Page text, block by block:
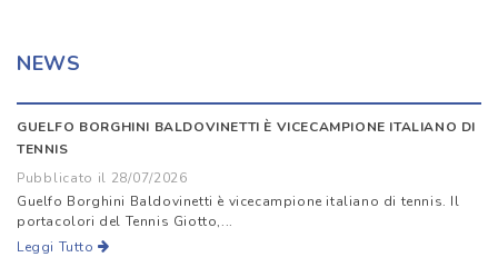
NEWS
GUELFO BORGHINI BALDOVINETTI È VICECAMPIONE ITALIANO DI
TENNIS
Pubblicato il 28/07/2026
Guelfo Borghini Baldovinetti è vicecampione italiano di tennis. Il
portacolori del Tennis Giotto,...
Leggi Tutto